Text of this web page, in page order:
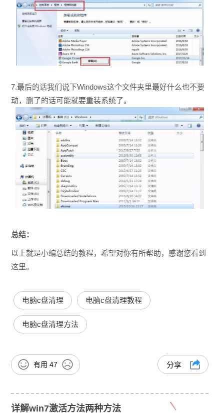
7.最后的话我们说下Windows这个文件夹里最好什么也不要
动，删了的话可能就要重装系统了。
总结：
以上就是小编总结的教程，希望对你有所帮助，感谢您看到
这里。
电脑c盘清理 电脑c盘清理教程
电脑c盘清理方法
有用 47 分享
详解win7激活方法两种方法